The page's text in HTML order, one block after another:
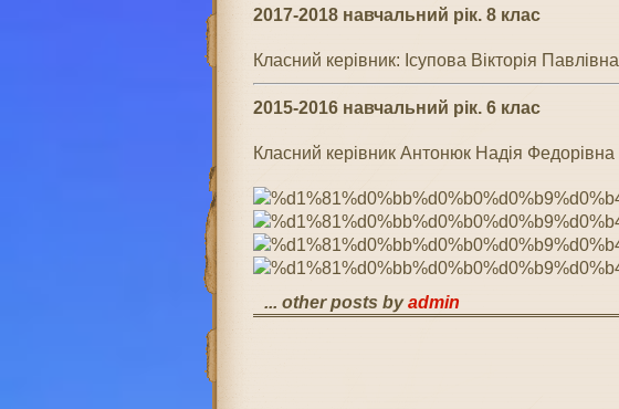
2017-2018 навчальний рік. 8 клас
Класний керівник: Ісупова Вікторія Павлівна
2015-2016 навчальний рік. 6 клас
Класний керівник Антонюк Надія Федорівна
... other posts byadmin